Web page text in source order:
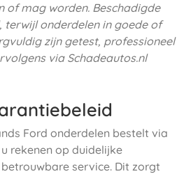
of mag worden. Beschadigde
terwijl onderdelen in goede of
zijn getest, professioneel
via Schadeautos.nl
Ford onderdelen bestelt via
rekenen op duidelijke
service. Dit zorgt